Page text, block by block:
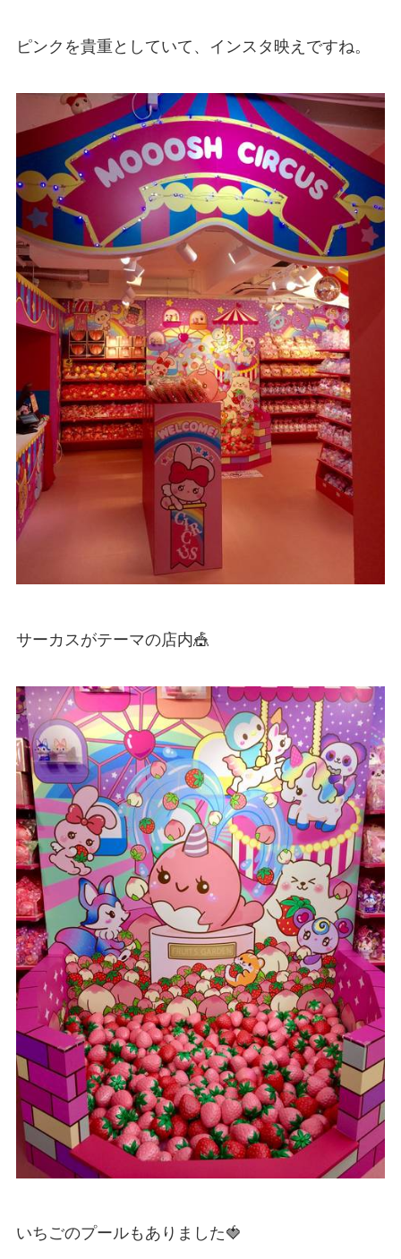
ピンクを貴重としていて、インスタ映えですね。
サーカスがテーマの店内🎪
いちごのプールもありました🍓